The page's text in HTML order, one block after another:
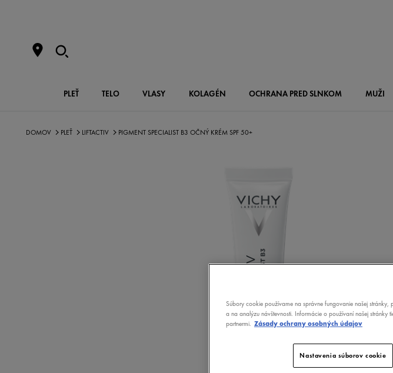
PLEŤ TELO VLASY KOLAGÉN OCHRANA PRED SLNKOM MUŽI
DOMOV PLEŤ LIFTACTIV PIGMENT SPECIALIST B3 OČNÝ KRÉM SPF 50+
Súbory cookie používame na správne fungovanie našej
a na analýzu návštevnosti. Informácie o používaní našej stránky
partnermi. Zásady ochrany osobných údajov
Nastavenia súborov cookie